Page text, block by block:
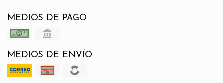
MEDIOS DE PAGO
MEDIOS DE ENVÍO